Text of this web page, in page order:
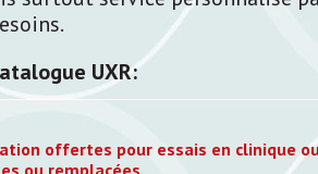
UXR:
offertes pour essais en clinique